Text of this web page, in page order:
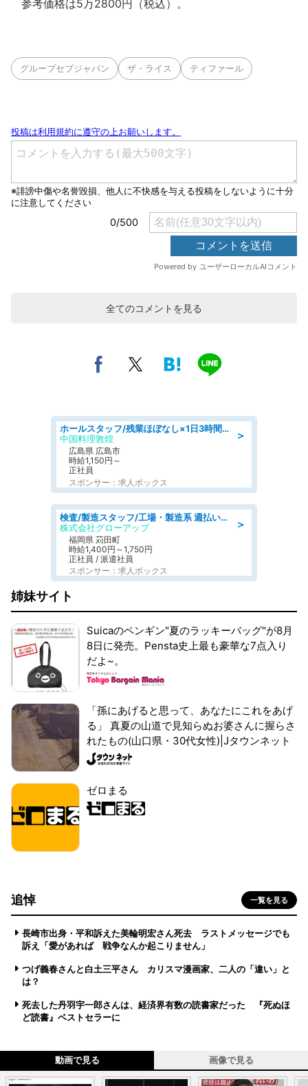
参考価格は5万2800円（税込）。
グループセブジャパン ザ・ライス ティファール
全てのコメントを見る
＞
ホールスタッフ/残業ほぼなし×1日3時間〜勤務OK!フォロー体制も充実/広島県/広島市南区
中国料理敦煌
広島県 広島市
時給1,150円～
正社員
スポンサー：求人ボックス
＞
検査/製造スタッフ/工場・製造系 週払いOK 土日休み プラスチック製品組立 チェック
株式会社グローアップ
福岡県 苅田町
時給1,400円～1,750円
正社員 / 派遣社員
スポンサー：求人ボックス
姉妹サイト
Suicaのペンギン"夏のラッキーバッグ"が8月
8日に発売。Pensta史上最も豪華な7点入り
だよ~。
「孫にあげると思って、あなたにこれをあげ
る」 真夏の山道で見知らぬお婆さんに握らさ
れたもの(山口県・30代女性)|Jタウンネット
ゼロまる
追悼 一覧を見る
長崎市出身・平和訴えた美輪明宏さん死去 ラストメッセージでも
訴え「愛があれば 戦争なんか起こりません」
つげ義春さんと白土三平さん カリスマ漫画家、二人の「違い」と
は？
死去した丹羽宇一郎さんは、経済界有数の読書家だった 『死ぬほ
ど読書』ベストセラーに
動画で見る 画像で見る